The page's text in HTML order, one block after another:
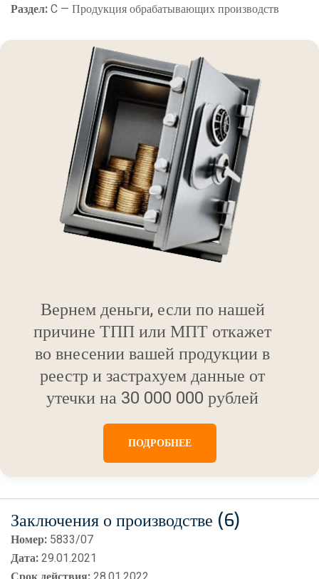
Раздел:C — Продукция обрабатывающих производств
Вернем деньги, если по нашей
причине ТПП или МПТ откажет
во внесении вашей продукции в
реестр и застрахуем данные от
утечки на 30 000 000 рублей
ПОДРОБНЕЕ
Заключения о производстве (6)
Номер: 5833/07
Дата:29.01.2021